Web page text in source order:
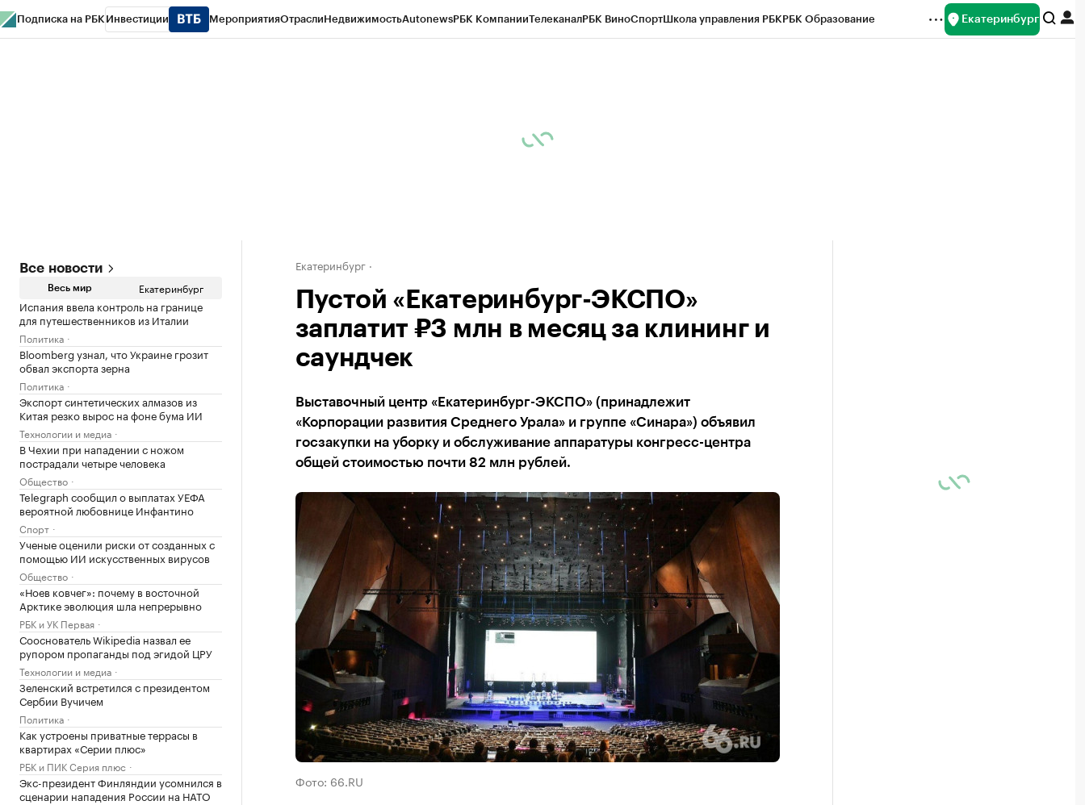
Подписка на РБК Инвестиции МероприятияОтраслиНедвижимостьAutonewsРБК КомпанииТелеканалРБК ВиноСпортШкола управления РБКРБК Образование Екатеринбург
Все новости
Весь мир Екатеринбург
Испания ввела контроль на границе
для путешественников из Италии
Политика
Bloomberg узнал, что Украине грозит
обвал экспорта зерна
Политика
Экспорт синтетических алмазов из
Китая резко вырос на фоне бума ИИ
Технологии и медиа
В Чехии при нападении с ножом
пострадали четыре человека
Общество
Telegraph сообщил о выплатах УЕФА
вероятной любовнице Инфантино
Спорт
Ученые оценили риски от созданных с
помощью ИИ искусственных вирусов
Общество
«Ноев ковчег»: почему в восточной
Арктике эволюция шла непрерывно
РБК и УК Первая
Сооснователь Wikipedia назвал ее
рупором пропаганды под эгидой ЦРУ
Технологии и медиа
Зеленский встретился с президентом
Сербии Вучичем
Политика
Как устроены приватные террасы в
квартирах «Серии плюс»
РБК и ПИК Серия плюс
Экс-президент Финляндии усомнился в
сценарии нападения России на НАТО
Екатеринбург
Пустой «Екатеринбург-ЭКСПО»
заплатит ₽3 млн в месяц за клининг и
саундчек
Выставочный центр «Екатеринбург-ЭКСПО» (принадлежит
«Корпорации развития Среднего Урала» и группе «Синара») объявил
госзакупки на уборку и обслуживание аппаратуры конгресс-центра
общей стоимостью почти 82 млн рублей.
Фото: 66.RU